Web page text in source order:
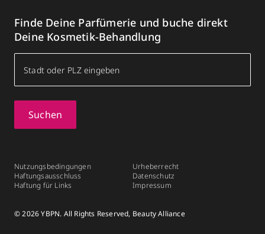
Finde Deine Parfümerie und buche direkt
Deine Kosmetik-Behandlung
Suchen
Nutzungsbedingungen
Haftungsausschluss
Haftung für Links
Urheberrecht
Datenschutz
Impressum
© 2026 YBPN. All Rights Reserved, Beauty Alliance